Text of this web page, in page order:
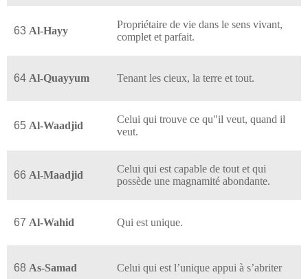
63 Al-Hayy
Propriétaire de vie dans le sens vivant,
complet et parfait.
64 Al-Quayyum Tenant les cieux, la terre et tout.
65 Al-Waadjid
Celui qui trouve ce qu"il veut, quand il
veut.
66 Al-Maadjid
Celui qui est capable de tout et qui
possède une magnamité abondante.
67 Al-Wahid Qui est unique.
68 As-Samad Celui qui est l’unique appui à s’abriter